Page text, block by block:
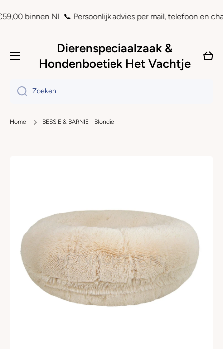
Doorgaan naar artikel
NL 📞 Persoonlijk advies per mail, telefoon en chat ⏲
Dierenspeciaalzaak &
Hondenboetiek Het Vachtje
Zoeken
Home BESSIE & BARNIE - Blondie